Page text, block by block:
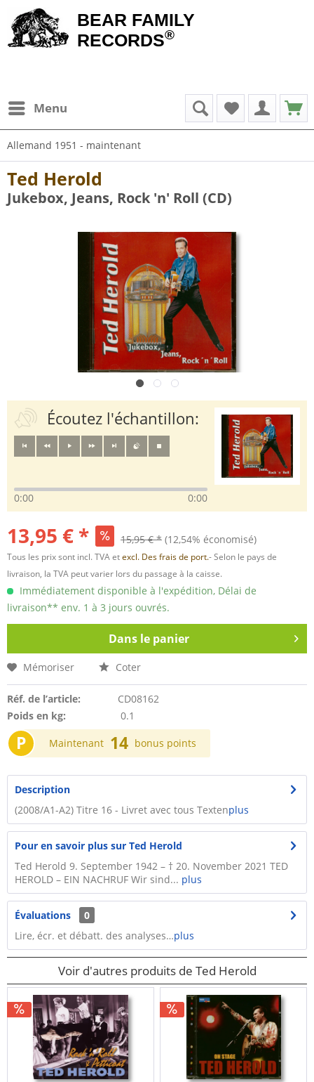
BEAR FAMILY
RECORDS®
Menu
Allemand 1951 - maintenant
Ted Herold
Jukebox, Jeans, Rock 'n' Roll (CD)
Écoutez l'échantillon:
0:00 0:00
13,95 € * 15,95 € * (12,54% économisé)
Tous les prix sont incl. TVA etexcl. Des frais de port.- Selon le pays de
livraison, la TVA peut varier lors du passage à la caisse.
Immédiatement disponible à l'expédition, Délai de
livraison** env. 1 à 3 jours ouvrés.
Dans le panier
Mémoriser Coter
Réf. de l’article:
CD08162
Poids en kg:
0.1
P Maintenant 14 bonus points
Description
(2008/A1-A2) Titre 16 - Livret avec tous Textenplus
Pour en savoir plus sur Ted Herold
Ted Herold 9. September 1942 – † 20. November 2021 TED
HEROLD – EIN NACHRUF Wir sind... plus
Évaluations
0
Lire, écr. et débatt. des analyses…plus
Voir d'autres produits de Ted Herold